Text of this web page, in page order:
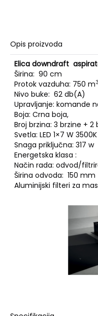
Opis proizvoda
Elica downdraft
Širina: 90 cm
Protok vazduha: 750 m3
Nivo buke: 62 db(A)
Upravljanje: komande
Boja: Crna boja,
Broj brzina: 3 brzine + 2
Svetla: LED 1×7 W 3500K
Snaga priključna: 317 w
Energetska klasa :
Način rada: odvod/
Širina odvoda: 150 mm
Aluminijski filteri za